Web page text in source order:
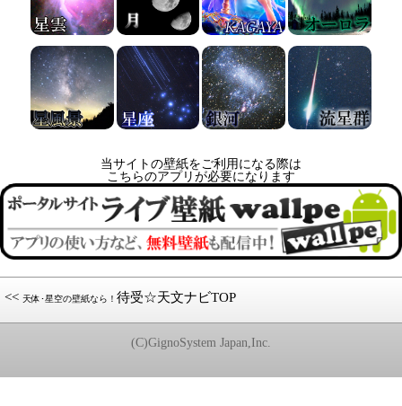
当サイトの壁紙をご利用になる際は
こちらのアプリが必要になります
<< 天体･星空の壁紙なら！ 待受☆天文ナビTOP
(C)GignoSystem Japan,Inc.